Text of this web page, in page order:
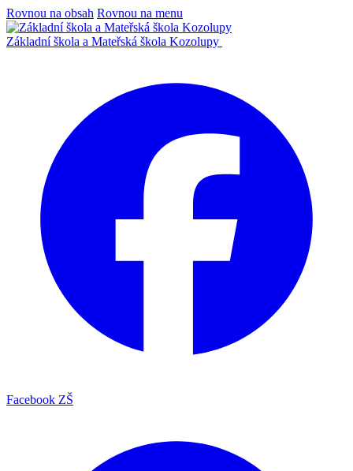
Rovnou na obsah Rovnou na menu
Základní škola a Mateřská škola Kozolupy
Facebook ZŠ